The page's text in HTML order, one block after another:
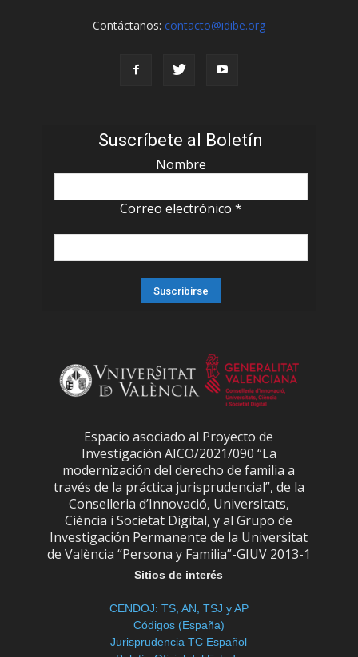
Contáctanos: contacto@idibe.org
Suscríbete al Boletín
Nombre
Correo electrónico *
Espacio asociado al Proyecto de
Investigación AICO/2021/090 “La
modernización del derecho de familia a
través de la práctica jurisprudencial”, de la
Conselleria d’Innovació, Universitats,
Ciència i Societat Digital, y al Grupo de
Investigación Permanente de la Universitat
de València “Persona y Familia”-GIUV 2013-1
Sitios de interés
CENDOJ: TS, AN, TSJ y AP
Códigos (España)
Jurisprudencia TC Español